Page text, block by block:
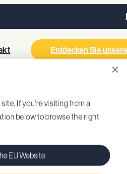
×
If you're visiting from a
below to browse the right
EU Website
Entdecken Sie